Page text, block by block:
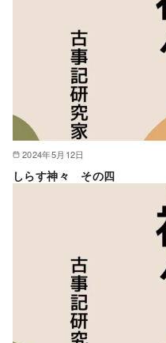
2024年5月12日
しらす神々 その四